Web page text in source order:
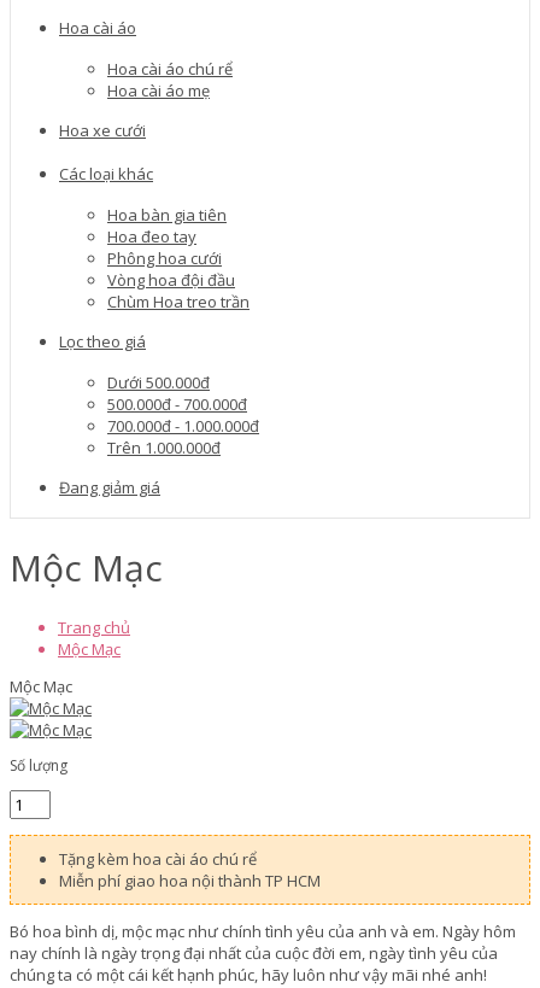
Hoa cài áo
Hoa cài áo chú rể
Hoa cài áo mẹ
Hoa xe cưới
Các loại khác
Hoa bàn gia tiên
Hoa đeo tay
Phông hoa cưới
Vòng hoa đội đầu
Chùm Hoa treo trần
Lọc theo giá
Dưới 500.000đ
500.000đ - 700.000đ
700.000đ - 1.000.000đ
Trên 1.000.000đ
Đang giảm giá
Mộc Mạc
Trang chủ
Mộc Mạc
Mộc Mạc
Số lượng
Tặng kèm hoa cài áo chú rể
Miễn phí giao hoa nội thành TP HCM
Bó hoa bình dị, mộc mạc như chính tình yêu của anh và em. Ngày hôm
nay chính là ngày trọng đại nhất của cuộc đời em, ngày tình yêu của
chúng ta có một cái kết hạnh phúc, hãy luôn như vậy mãi nhé anh!